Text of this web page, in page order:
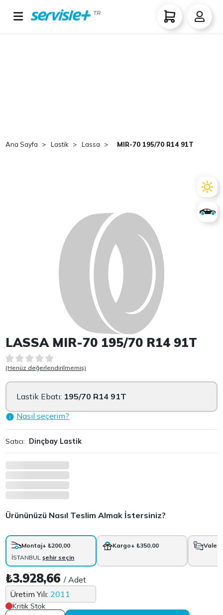
TR
Ana Sayfa Lastik Lassa MIR-70 195/70 R14 91T
LASSA MIR-70 195/70 R14 91T
(Henüz değerlendirilmemiş)
Lastik Ebatı: 195/70 R14 91T
Nasıl seçerim?
Satıcı: Dinçbay Lastik
Ürününüzü Nasıl Teslim Almak İstersiniz?
Montaj+ ₺200,00
İSTANBULşehir seçin
Kargo+ ₺350,00 Vale
₺3.928,66/ Adet
Üretim Yılı: 2011
Kritik Stok